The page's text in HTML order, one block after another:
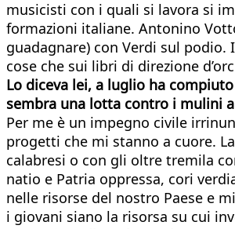
musicisti con i quali si lavora si
formazioni italiane. Antonino
guadagnare) con Verdi sul
cose che sui libri di direzione
Lo diceva lei, a luglio ha
sembra una lotta contro i mulini
Per me è un impegno civile
progetti che mi stanno a cuore.
calabresi o con gli oltre tremila
natio e Patria oppressa, cori
nelle risorse del nostro Paese e
i giovani siano la risorsa su cui